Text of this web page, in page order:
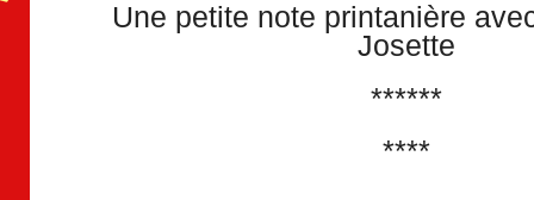
Une petite note printanière
Josette
******
****